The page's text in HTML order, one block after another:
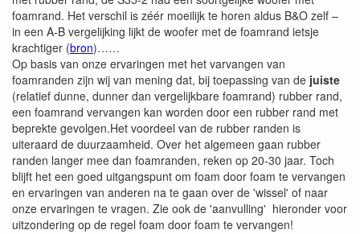
foamrand. Het verschil is zéér moeilijk te horen aldus B&O zelf –
in een A-B vergelijking lijkt de woofer met de foamrand ietsje
krachtiger (bron)……
Op basis van onze ervaringen met het varvangen van
foamranden zijn wij van mening dat, bij toepassing van de juiste
(relatief dunne, dunner dan vergelijkbare foamrand) rubber rand,
een foamrand vervangen kan worden door een rubber rand met
beprekte gevolgen.Het voordeel van de rubber randen is
uiteraard de duurzaamheid. Over het algemeen gaan rubber
randen langer mee dan foamranden, reken op 20-30 jaar. Toch
blijft het een goed uitgangspunt om foam door foam te vervangen
en ervaringen van anderen na te gaan over de 'wissel' of naar
onze ervaringen te vragen. Zie ook de 'aanvulling' hieronder voor
uitzondering op de regel foam door foam te vervangen!